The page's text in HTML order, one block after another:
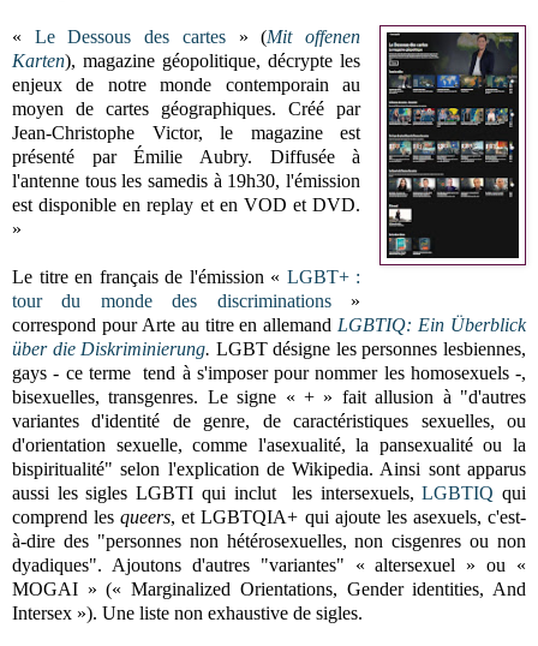
« Le Dessous des cartes» (Mit offenen
Karten), magazine géopolitique, décrypte les
enjeux de notre monde contemporain au
moyen de cartes géographiques. Créé par
Jean-Christophe Victor, le magazine est
présenté par Émilie Aubry. Diffusée à
l'antenne tous les samedis à 19h30, l'émission
est disponible en replay et en VOD et DVD.
»
Le titre en français de l'émission « LGBT+ :
tour du monde des discriminations
»
correspond pour Arte au titre en allemand LGBTIQ: Ein Überblick
über die Diskriminierung. LGBT désigne lespersonnes lesbiennes,
gays - ce terme tend à s'imposer pour nommer les homosexuels -,
bisexuelles, transgenres. Le signe « + » fait allusion à "d'autres
variantes d'identité de genre, de caractéristiques sexuelles, ou
d'orientation sexuelle, comme l'asexualité, la pansexualité ou la
bispiritualité" selon l'explication de Wikipedia. Ainsi sont apparus
aussi les sigles LGBTI qui inclut les intersexuels,LGBTIQ qui
comprend lesqueers, et LGBTQIA+ qui ajoute les asexuels, c'est-
à-dire des "personnes non hétérosexuelles, non cisgenres ou non
dyadiques". Ajoutons d'autres "variantes" « altersexuel » ou «
MOGAI » (« Marginalized Orientations, Gender identities, And
Intersex »). Une liste non exhaustive de sigles.